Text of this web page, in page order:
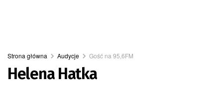
Strona główna Audycje Gość na 95,6FM
Helena Hatka